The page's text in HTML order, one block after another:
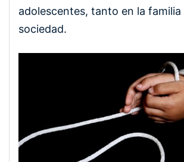
adolescentes, tanto en la familia
sociedad.